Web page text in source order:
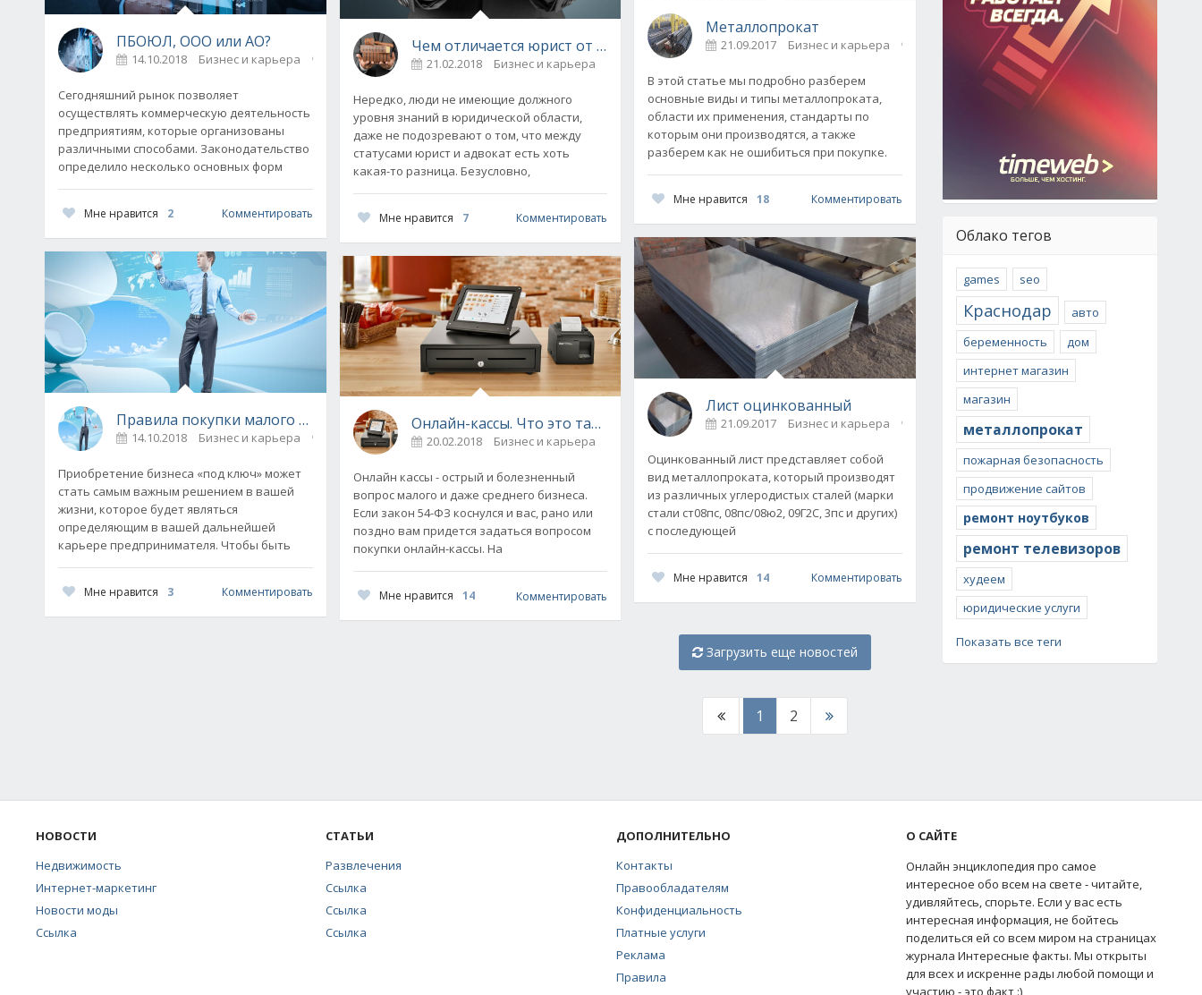
ПБОЮЛ, ООО или АО?
14.10.2018 Бизнес и карьера
Сегодняшний рынок позволяет
осуществлять коммерческую деятельность
предприятиям, которые организованы
различными способами. Законодательство
определило несколько основных форм
Мне нравится 2 Комментировать
Правила покупки малого бизнеса
14.10.2018 Бизнес и карьера
Приобретение бизнеса «под ключ» может
стать самым важным решением в вашей
жизни, которое будет являться
определяющим в вашей дальнейшей
карьере предпринимателя. Чтобы быть
Мне нравится 3 Комментировать
Чем отличается юрист от адвоката
21.02.2018 Бизнес и карьера
Нередко, люди не имеющие должного
уровня знаний в юридической области,
даже не подозревают о том, что между
статусами юрист и адвокат есть хоть
какая-то разница. Безусловно,
Мне нравится 7 Комментировать
Онлайн-кассы. Что это такое и для чего они нужны
20.02.2018 Бизнес и карьера
Онлайн кассы - острый и болезненный
вопрос малого и даже среднего бизнеса.
Если закон 54-ФЗ коснулся и вас, рано или
поздно вам придется задаться вопросом
покупки онлайн-кассы. На
Мне нравится 14 Комментировать
Металлопрокат
21.09.2017 Бизнес и карьера
В этой статье мы подробно разберем
основные виды и типы металлопроката,
области их применения, стандарты по
которым они производятся, а также
разберем как не ошибиться при покупке.
Мне нравится 18 Комментировать
Лист оцинкованный
21.09.2017 Бизнес и карьера
Оцинкованный лист представляет собой
вид металлопроката, который производят
из различных углеродистых сталей (марки
стали ст08пс, 08пс/08ю2, 09Г2С, 3пс и других)
с последующей
Мне нравится 14 Комментировать
Загрузить еще новостей
1 2
Облако тегов
games seo
Краснодар
авто
беременность
дом
интернет магазин
магазин
металлопрокат
пожарная безопасность
продвижение сайтов
ремонт ноутбуков
ремонт телевизоров
худеем
юридические услуги
Показать все теги
НОВОСТИ
Недвижимость
Интернет-маркетинг
Новости моды
Ссылка
СТАТЬИ
Развлечения
Ссылка
Ссылка
Ссылка
ДОПОЛНИТЕЛЬНО
Контакты
Правообладателям
Конфиденциальность
Платные услуги
Реклама
Правила
О САЙТЕ
Онлайн энциклопедия про самое
интересное обо всем на свете - читайте,
удивляйтесь, спорьте. Если у вас есть
интересная информация, не бойтесь
поделиться ей со всем миром на страницах
журнала Интересные факты. Мы открыты
для всех и искренне рады любой помощи и
участию - это факт :)